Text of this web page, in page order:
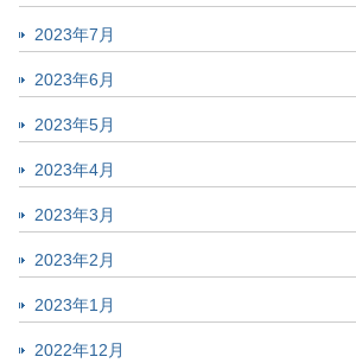
2023年7月
2023年6月
2023年5月
2023年4月
2023年3月
2023年2月
2023年1月
2022年12月